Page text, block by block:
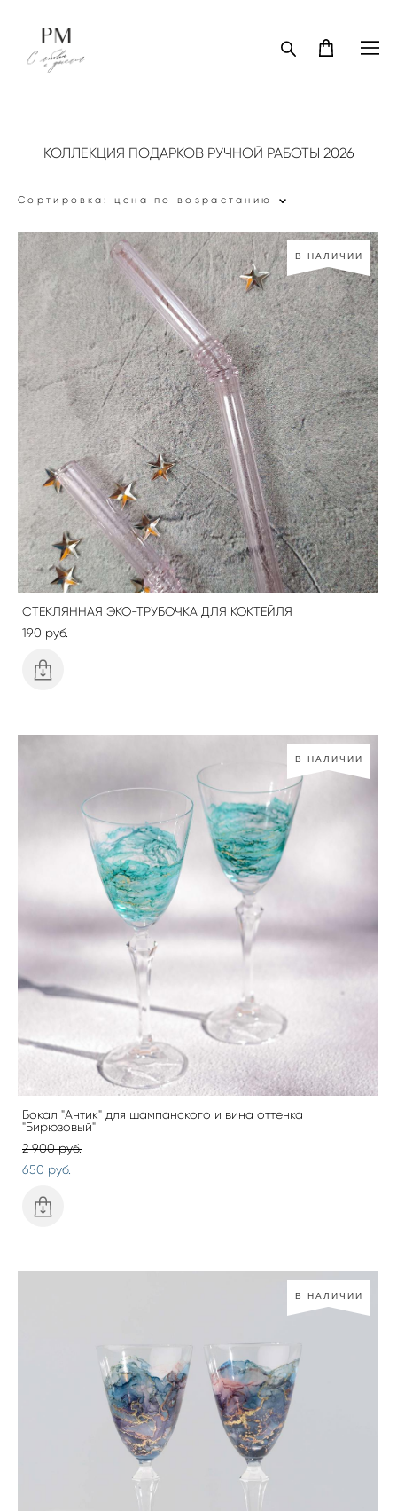
КОЛЛЕКЦИЯ ПОДАРКОВ РУЧНОЙ РАБОТЫ 2026
Сортировка: цена по возрастанию
В НАЛИЧИИ
СТЕКЛЯННАЯ ЭКО-ТРУБОЧКА ДЛЯ КОКТЕЙЛЯ
190 pуб.
В НАЛИЧИИ
Бокал "Антик" для шампанского и вина оттенка
"Бирюзовый"
2 900 pуб.
650 pуб.
В НАЛИЧИИ